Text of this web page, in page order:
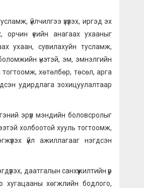
үйлчилгээ үзүүлэх, иргэд эх
орчин үеийн анагаах ухааныг
ухаан, сувилахуйн тусламж,
үнэтэй, эм, эмнэлгийн
тогтоомж, хөтөлбөр, төсөл, арга
удирдлага зохицуулалтаар
эрүүл мэндийн боловсролыг
холбоотой хууль тогтоомж,
үйл ажиллагааг нэгдсэн
даатгалын санхүүжилтийн үр
хугацааны хөгжлийн бодлого,